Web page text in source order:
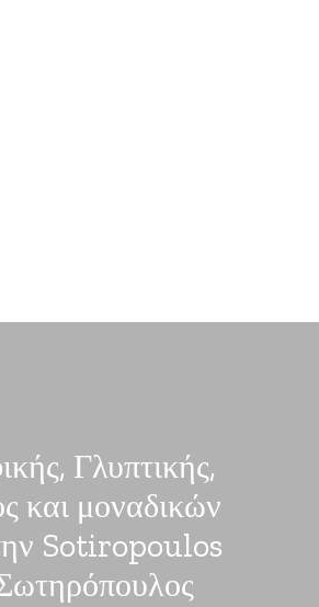
Γλυπτικής,
και μοναδικών
Sotiropoulos